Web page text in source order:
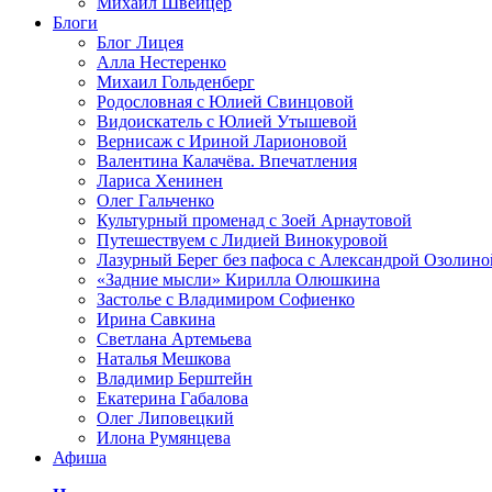
Блоги
Блог Лицея
Алла Нестеренко
Михаил Гольденберг
Родословная с Юлией Свинцовой
Видоискатель с Юлией Утышевой
Вернисаж с Ириной Ларионовой
Валентина Калачёва. Впечатления
Лариса Хенинен
Олег Гальченко
Культурный променад с Зоей Арнаутовой
Путешествуем с Лидией Винокуровой
Лазурный Берег без пафоса с Александрой
«Задние мысли» Кирилла Олюшкина
Застолье с Владимиром Софиенко
Ирина Савкина
Светлана Артемьева
Наталья Мешкова
Владимир Берштейн
Екатерина Габалова
Олег Липовецкий
Илона Румянцева
Афиша